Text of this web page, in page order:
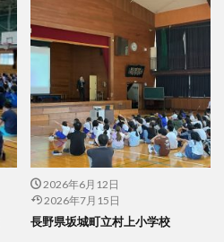
2026年6月12日
2026年7月15日
長野県坂城町立村上小学校